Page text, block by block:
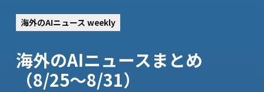
海外のAIニュース weekly
海外のAIニュースまとめ
（8/25〜8/31）